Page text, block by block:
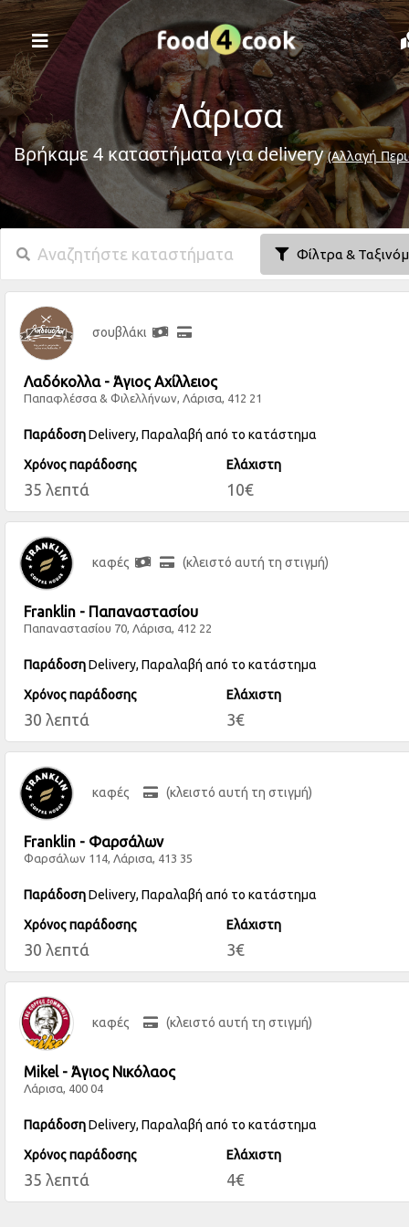
Λάρισα
Βρήκαμε 4 καταστήματα για delivery(Αλλαγή
Φίλτρα &
σουβλάκι
Λαδόκολλα - Άγιος Αχίλλειος
Παπαφλέσσα & Φιλελλήνων, Λάρισα, 412 21
ΠαράδοσηDelivery, Παραλαβή από το κατάστημα
Χρόνος παράδοσης
35 λεπτά
Ελάχιστη
10€
καφές (κλειστό αυτή τη στιγμή)
Franklin - Παπαναστασίου
Παπαναστασίου 70, Λάρισα, 412 22
ΠαράδοσηDelivery, Παραλαβή από το κατάστημα
Χρόνος παράδοσης
30 λεπτά
Ελάχιστη
3€
καφές (κλειστό αυτή τη στιγμή)
Franklin - Φαρσάλων
Φαρσάλων 114, Λάρισα, 413 35
ΠαράδοσηDelivery, Παραλαβή από το κατάστημα
Χρόνος παράδοσης
30 λεπτά
Ελάχιστη
3€
καφές (κλειστό αυτή τη στιγμή)
Mikel - Άγιος Νικόλαος
Λάρισα, 400 04
ΠαράδοσηDelivery, Παραλαβή από το κατάστημα
Χρόνος παράδοσης
35 λεπτά
Ελάχιστη
4€